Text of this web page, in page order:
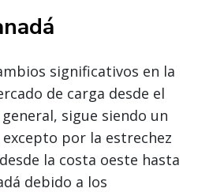
significativos en la
de carga desde el
sigue siendo un
excepto por la estrechez
la costa oeste hasta
debido a los